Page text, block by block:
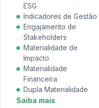
ESG
Indicadores de Gestão
Engajamento de
Stakeholders
Materialidade de
Impacto
Materialidade
Financeira
Dupla Materialidade
Saiba mais